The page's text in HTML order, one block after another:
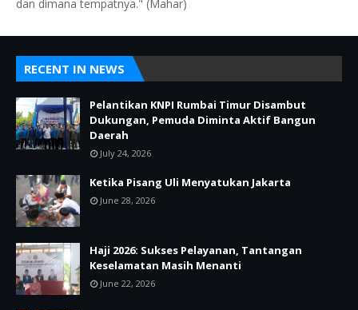
dan dimana tempatnya." (Mahar)
RECENT IN NEWS
Pelantikan KNPI Rumbai Timur Disambut
Dukungan, Pemuda Diminta Aktif Bangun
Daerah
July 24, 2026
Ketika Pisang Uli Menyatukan Jakarta
June 28, 2026
Haji 2026: Sukses Pelayanan, Tantangan
Keselamatan Masih Menanti
June 22, 2026